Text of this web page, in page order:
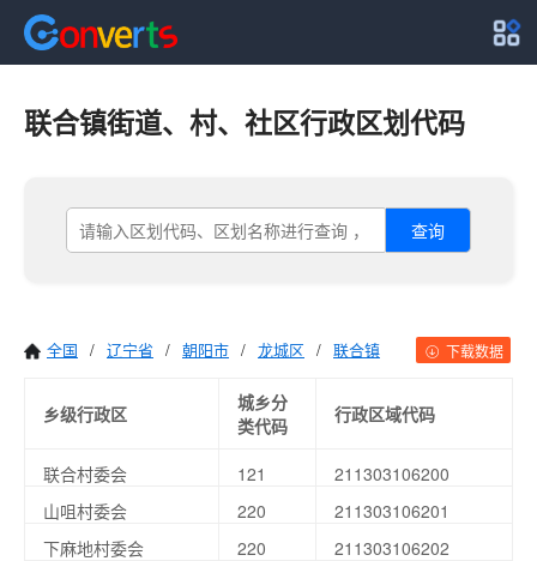
联合镇街道、村、社区行政区划代码
查询
全国 / 辽宁省 / 朝阳市 / 龙城区 / 联合镇 下载数据
乡级行政区
城乡分
类代码
行政区域代码
联合村委会 121
211303106200
山咀村委会
220
211303106201
下麻地村委会
220
211303106202